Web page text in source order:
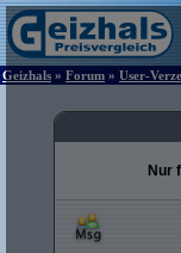
Geizhals » Forum » User-
Nur